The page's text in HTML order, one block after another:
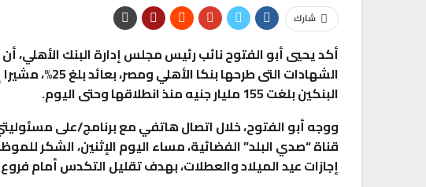
شارك
أكد يحيي أبو الفتوح نائب رئيس مجلس إدارة البنك الأهلي،
الشهادات التى
البنكين بلغت 155 مليار جنيه منذ انطلاقها وحتى اليوم.
ووجه أبو الفتوح، خلال اتصال هاتفي مع برنامج/على
قناة “صدي البلد” الفضائية، مساء اليوم الإثنين، الشكر
إجازات عيد الميلاد والعطلات، بهدف تقليل التكدس أمام